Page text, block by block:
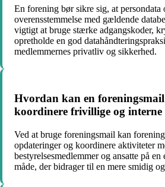
En forening bør sikre sig, at persondata
overensstemmelse med gældende
vigtigt at bruge stærke adgangskoder,
opretholde en god
medlemmernes privatliv og sikkerhed.
Hvordan kan en
koordinere frivillige og
Ved at bruge foreningsmail kan
opdateringer og koordinere aktiviteter
bestyrelsesmedlemmer og ansatte på
måde, der bidrager til en mere smidig